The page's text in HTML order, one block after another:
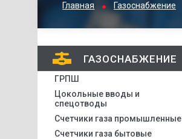
Главная Газоснабжение
ГАЗОСНАБЖЕНИЕ
ГРПШ
Цокольные вводы и
спецотводы
Счетчики газа промышленные
Счетчики газа бытовые